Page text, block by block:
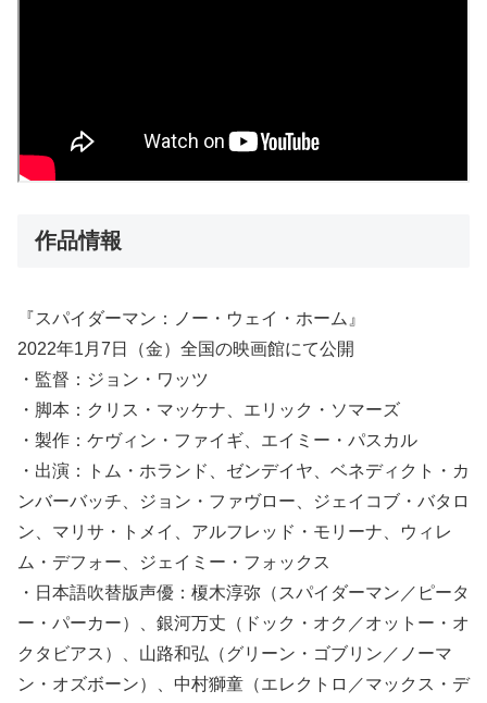
作品情報
『スパイダーマン：ノー・ウェイ・ホーム』
2022年1月7日（金）全国の映画館にて公開
・監督：ジョン・ワッツ
・脚本：クリス・マッケナ、エリック・ソマーズ
・製作：ケヴィン・ファイギ、エイミー・パスカル
・出演：トム・ホランド、ゼンデイヤ、ベネディクト・カ
ンバーバッチ、ジョン・ファヴロー、ジェイコブ・バタロ
ン、マリサ・トメイ、アルフレッド・モリーナ、ウィレ
ム・デフォー、ジェイミー・フォックス
・日本語吹替版声優：榎木淳弥（スパイダーマン／ピータ
ー・パーカー）、銀河万丈（ドック・オク／オットー・オ
クタビアス）、山路和弘（グリーン・ゴブリン／ノーマ
ン・オズボーン）、中村獅童（エレクトロ／マックス・デ